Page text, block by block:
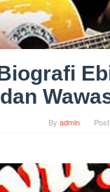
dan
By admin